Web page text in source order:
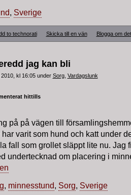
, Sverige
to technorati Skicka till en vän Blogga om det
jag kan bli
kl 16:05 under Sorg, Vardagslunk
hittills
på på vägen till
varit som hund och katt under
fall som grollet släppt lite nu. Jag
undertecknad om placering i
, minnesstund, Sorg, Sverige